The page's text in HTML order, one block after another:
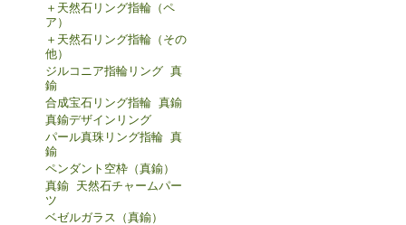
＋天然石リング指輪（ペ
ア）
＋天然石リング指輪（その
他）
ジルコニア指輪リング 真
鍮
合成宝石リング指輪 真鍮
真鍮デザインリング
パール真珠リング指輪 真
鍮
ペンダント空枠（真鍮）
真鍮 天然石チャームパー
ツ
ベゼルガラス（真鍮）